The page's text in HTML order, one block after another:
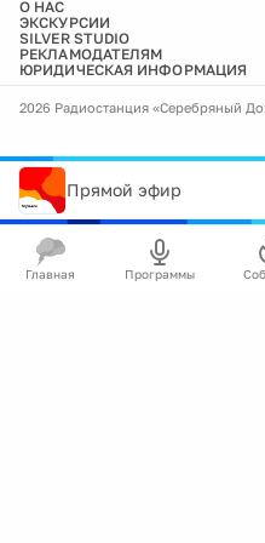
О НАС
ЭКСКУРСИИ
SILVER STUDIO
РЕКЛАМОДАТЕЛЯМ
ЮРИДИЧЕСКАЯ ИНФОРМАЦИЯ
2026 Радиостанция «Серебряный
Прямой эфир
Главная Программы